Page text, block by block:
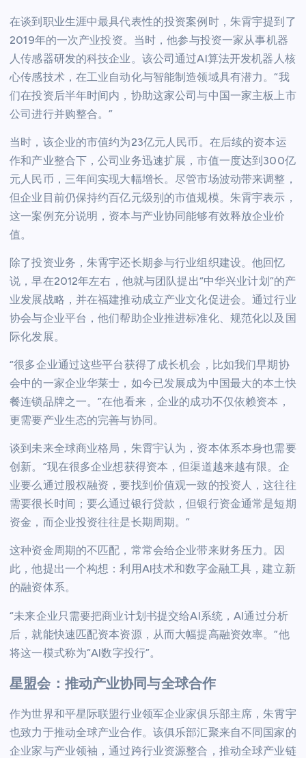
在谈到职业生涯中最具代表性的投资案例时，朱霄宇提到了
2019年的一次产业投资。当时，他参与投资一家从事机器
人传感器研发的科技企业。该公司通过AI算法开发机器人核
心传感技术，在工业自动化与智能制造领域具有潜力。“我
们在投资后半年时间内，协助这家公司与中国一家主板上市
公司进行并购整合。”
当时，该企业的市值约为23亿元人民币。在后续的资本运
作和产业整合下，公司业务迅速扩展，市值一度达到300亿
元人民币，三年间实现大幅增长。尽管市场波动带来调整，
但企业目前仍保持约百亿元级别的市值规模。朱霄宇表示，
这一案例充分说明，资本与产业协同能够有效释放企业价
值。
除了投资业务，朱霄宇还长期参与行业组织建设。他回忆
说，早在2012年左右，他就与团队提出“中华兴业计划”的产
业发展战略，并在福建推动成立产业文化促进会。通过行业
协会与企业平台，他们帮助企业推进标准化、规范化以及国
际化发展。
“很多企业通过这些平台获得了成长机会，比如我们早期协
会中的一家企业华莱士，如今已发展成为中国最大的本土快
餐连锁品牌之一。”在他看来，企业的成功不仅依赖资本，
更需要产业生态的完善与协同。
谈到未来全球商业格局，朱霄宇认为，资本体系本身也需要
创新。“现在很多企业想获得资本，但渠道越来越有限。企
业要么通过股权融资，要找到价值观一致的投资人，这往往
需要很长时间；要么通过银行贷款，但银行资金通常是短期
资金，而企业投资往往是长期周期。”
这种资金周期的不匹配，常常会给企业带来财务压力。因
此，他提出一个构想：利用AI技术和数字金融工具，建立新
的融资体系。
“未来企业只需要把商业计划书提交给AI系统，AI通过分析
后，就能快速匹配资本资源，从而大幅提高融资效率。”他
将这一模式称为“AI数字投行”。
星盟会：推动产业协同与全球合作
作为世界和平星际联盟行业领军企业家俱乐部主席，朱霄宇
也致力于推动全球产业合作。该俱乐部汇聚来自不同国家的
企业家与产业领袖，通过跨行业资源整合，推动全球产业链